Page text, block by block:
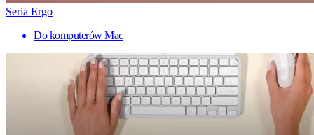
Seria Ergo
Do komputerów Mac